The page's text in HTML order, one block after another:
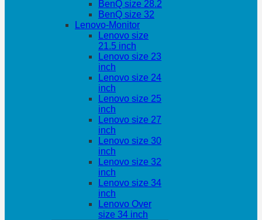
BenQ size 28.2
BenQ size 32
Lenovo-Monitor
Lenovo size
21.5 inch
Lenovo size 23
inch
Lenovo size 24
inch
Lenovo size 25
inch
Lenovo size 27
inch
Lenovo size 30
inch
Lenovo size 32
inch
Lenovo size 34
inch
Lenovo Over
size 34 inch